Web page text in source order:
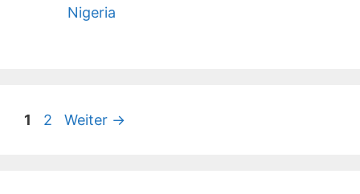
Nigeria
Seite
1 Seite
2 Weiter →